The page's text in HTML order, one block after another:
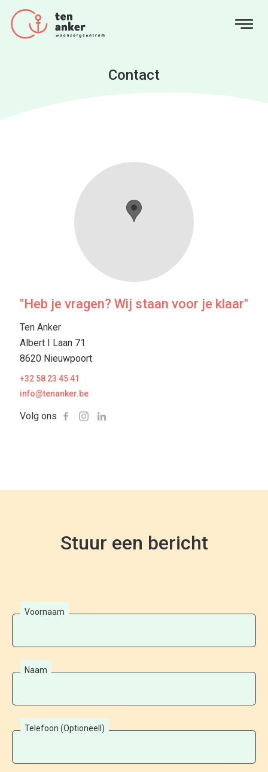
Contact
"Heb je vragen? Wij staan voor je klaar"
Ten Anker
Albert I Laan 71
8620 Nieuwpoort
+32 58 23 45 41
info@tenanker.be
Volg ons
Stuur een bericht
Voornaam
Naam
Telefoon (Optioneell)